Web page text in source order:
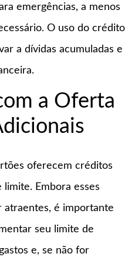
emergências, a menos
O uso do crédito
a dívidas acumuladas e
a Oferta
oferecem créditos
Embora esses
atraentes, é importante
seu limite de
e, se não for